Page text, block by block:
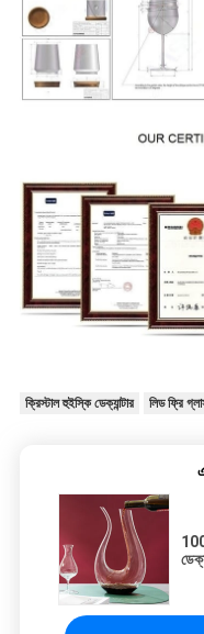
ক্রিস্টাল হুইস্কি ডেক্যান্টার লিড ফ্রি